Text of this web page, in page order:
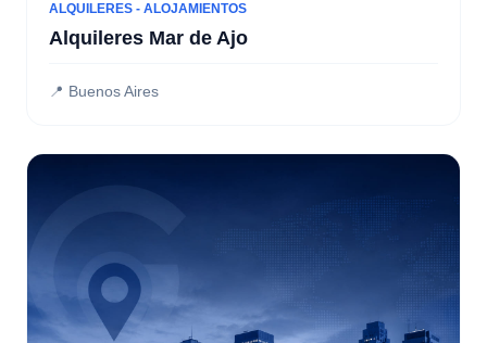
ALQUILERES - ALOJAMIENTOS
Alquileres Mar de Ajo
📍 Buenos Aires